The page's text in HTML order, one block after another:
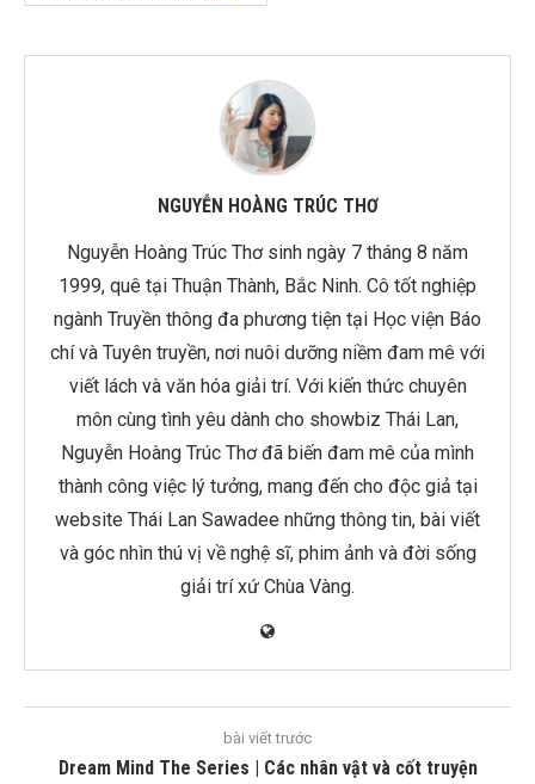
NGUYỄN HOÀNG TRÚC THƠ
Nguyễn Hoàng Trúc Thơ sinh ngày 7 tháng 8 năm
1999, quê tại Thuận Thành, Bắc Ninh. Cô tốt nghiệp
ngành Truyền thông đa phương tiện tại Học viện Báo
chí và Tuyên truyền, nơi nuôi dưỡng niềm đam mê với
viết lách và văn hóa giải trí. Với kiến thức chuyên
môn cùng tình yêu dành cho showbiz Thái Lan,
Nguyễn Hoàng Trúc Thơ đã biến đam mê của mình
thành công việc lý tưởng, mang đến cho độc giả tại
website Thái Lan Sawadee những thông tin, bài viết
và góc nhìn thú vị về nghệ sĩ, phim ảnh và đời sống
giải trí xứ Chùa Vàng.
bài viết trước
Dream Mind The Series | Các nhân vật và cốt truyện